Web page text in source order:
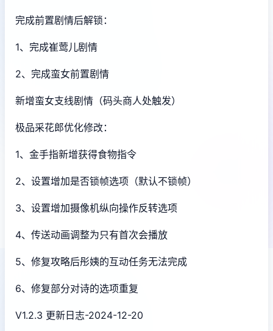
完成前置剧情后解锁：
1、完成崔莺儿剧情
2、完成蛮女前置剧情
新增蛮女支线剧情（码头商人处触发）
极品采花郎优化修改：
1、金手指新增获得食物指令
2、设置增加是否锁帧选项（默认不锁帧）
3、设置增加摄像机纵向操作反转选项
4、传送动画调整为只有首次会播放
5、修复攻略后彤姨的互动任务无法完成
6、修复部分对诗的选项重复
V1.2.3 更新日志-2024-12-20